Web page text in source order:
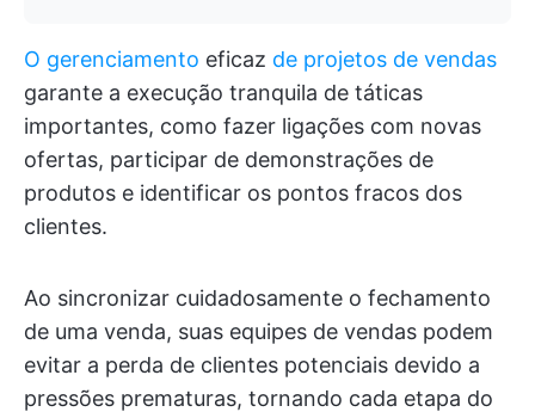
O gerenciamento eficaz de projetos de vendas
garante a execução tranquila de táticas
importantes, como fazer ligações com novas
ofertas, participar de demonstrações de
produtos e identificar os pontos fracos dos
clientes.
Ao sincronizar cuidadosamente o fechamento
de uma venda, suas equipes de vendas podem
evitar a perda de clientes potenciais devido a
pressões prematuras, tornando cada etapa do